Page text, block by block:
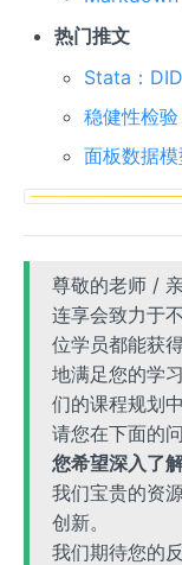
热门推文
Stata：
稳健性检验
面板数据模
尊敬的老师 /
连享会致力于
位学员都能获
地满足您的学
们的课程规划中
请您在下面的
您希望深入了
我们宝贵的资
创新。
我们期待您的